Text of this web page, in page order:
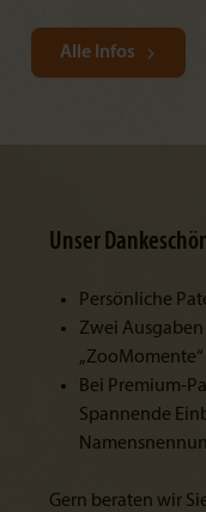
Online haben Sie
mit einem
Alle Infos
Unser
Persönliche
Zwei
„ZooMomente“
Bei Premium-
Spannende
Gern beraten wir